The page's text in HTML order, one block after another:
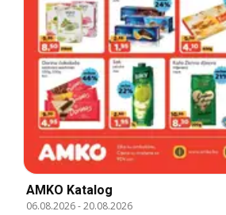
AMKO Katalog
06.08.2026-20.08.2026